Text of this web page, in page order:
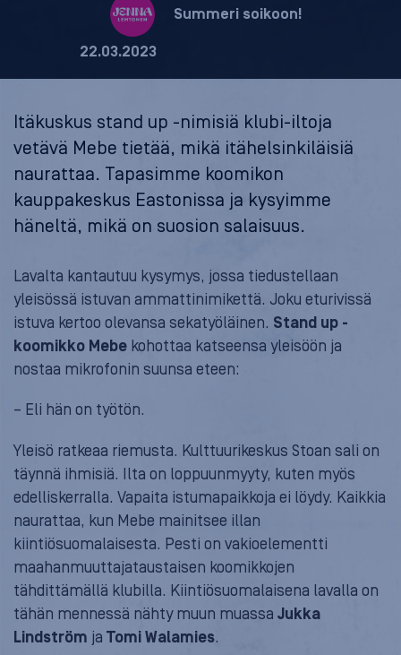
Summeri soikoon!
22.03.2023
Itäkuskus stand up -nimisiä klubi-iltoja
vetävä Mebe tietää, mikä itähelsinkiläisiä
naurattaa. Tapasimme koomikon
kauppakeskus Eastonissa ja kysyimme
häneltä, mikä on suosion salaisuus.
Lavalta kantautuu kysymys, jossa tiedustellaan
yleisössä istuvan ammattinimikettä. Joku eturivissä
istuva kertoo olevansa sekatyöläinen. Stand up -
koomikko Mebe kohottaa katseensa yleisöön ja
nostaa mikrofonin suunsa eteen:
– Eli hän on työtön.
Yleisö ratkeaa riemusta. Kulttuurikeskus Stoan sali on
täynnä ihmisiä. Ilta on loppuunmyyty, kuten myös
edelliskerralla. Vapaita istumapaikkoja ei löydy. Kaikkia
naurattaa, kun Mebe mainitsee illan
kiintiösuomalaisesta. Pesti on vakioelementti
maahanmuuttajataustaisen koomikkojen
tähdittämällä klubilla. Kiintiösuomalaisena lavalla on
tähän mennessä nähty muun muassa Jukka
Lindström ja Tomi Walamies.